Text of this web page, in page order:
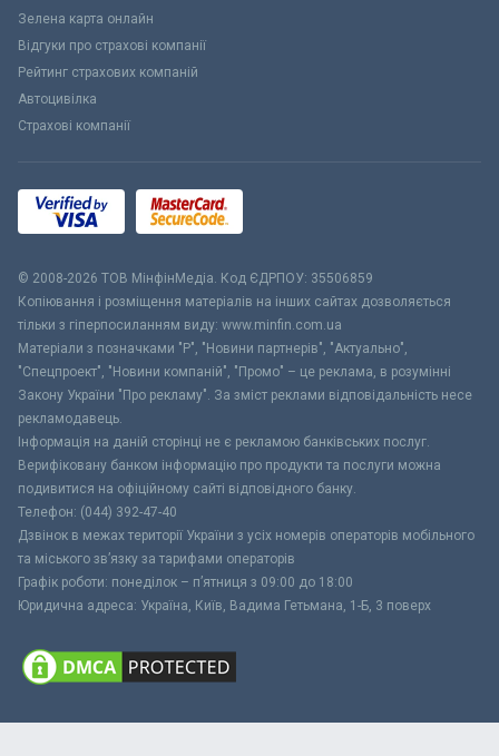
Зелена карта онлайн
Відгуки про страхові компанії
Рейтинг страхових компаній
Автоцивілка
Страхові компанії
© 2008-2026 ТОВ МiнфiнМедiа. Код ЄДРПОУ: 35506859
Копіювання і розміщення матеріалів на інших сайтах дозволяється
тільки з гіперпосиланням виду: www.minfin.com.ua
Матеріали з позначками "Р", "Новини партнерів", "Актуально",
"Спецпроект", "Новини компаній", "Промо" – це реклама, в розумінні
Закону України "Про рекламу". За зміст реклами відповідальність несе
рекламодавець.
Інформація на даній сторінці не є рекламою банківських послуг.
Верифіковану банком інформацію про продукти та послуги можна
подивитися на офіційному сайті відповідного банку.
Телефон: (044) 392-47-40
Дзвінок в межах території України з усіх номерів операторів мобільного
та міського зв’язку за тарифами операторів
Графік роботи: понеділок – п’ятниця з 09:00 до 18:00
Юридична адреса: Україна, Київ, Вадима Гетьмана, 1-Б, 3 поверх